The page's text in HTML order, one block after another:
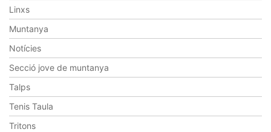
Linxs
Muntanya
Notícies
Secció jove de muntanya
Talps
Tenis Taula
Tritons